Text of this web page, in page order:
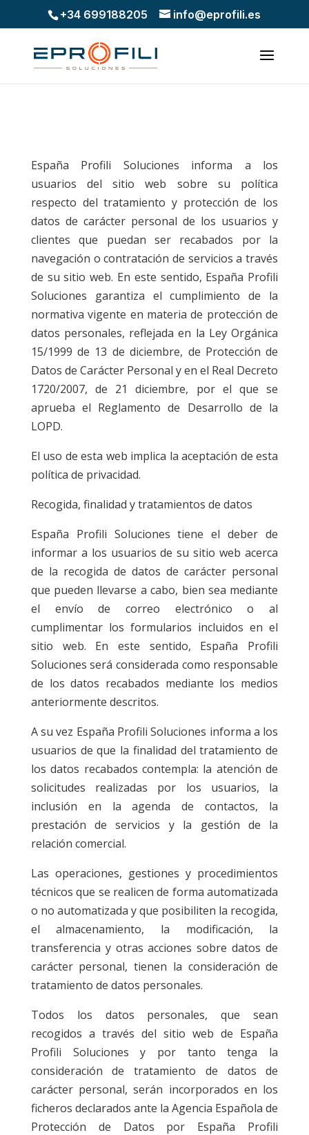
+34 699188205 info@eprofili.es
España Profili Soluciones informa a los
usuarios del sitio web sobre su política
respecto del tratamiento y protección de los
datos de carácter personal de los usuarios y
clientes que puedan ser recabados por la
navegación o contratación de servicios a través
de su sitio web. En este sentido, España Profili
Soluciones garantiza el cumplimiento de la
normativa vigente en materia de protección de
datos personales, reflejada en la Ley Orgánica
15/1999 de 13 de diciembre, de Protección de
Datos de Carácter Personal y en el Real Decreto
1720/2007, de 21 diciembre, por el que se
aprueba el Reglamento de Desarrollo de la
LOPD.
El uso de esta web implica la aceptación de esta
política de privacidad.
Recogida, finalidad y tratamientos de datos
España Profili Soluciones tiene el deber de
informar a los usuarios de su sitio web acerca
de la recogida de datos de carácter personal
que pueden llevarse a cabo, bien sea mediante
el envío de correo electrónico o al
cumplimentar los formularios incluidos en el
sitio web. En este sentido, España Profili
Soluciones será considerada como responsable
de los datos recabados mediante los medios
anteriormente descritos.
A su vez España Profili Soluciones informa a los
usuarios de que la finalidad del tratamiento de
los datos recabados contempla: la atención de
solicitudes realizadas por los usuarios, la
inclusión en la agenda de contactos, la
prestación de servicios y la gestión de la
relación comercial.
Las operaciones, gestiones y procedimientos
técnicos que se realicen de forma automatizada
o no automatizada y que posibiliten la recogida,
el almacenamiento, la modificación, la
transferencia y otras acciones sobre datos de
carácter personal, tienen la consideración de
tratamiento de datos personales.
Todos los datos personales, que sean
recogidos a través del sitio web de España
Profili Soluciones y por tanto tenga la
consideración de tratamiento de datos de
carácter personal, serán incorporados en los
ficheros declarados ante la Agencia Española de
Protección de Datos por España Profili